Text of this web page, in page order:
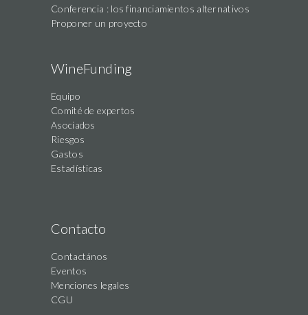
Conferencia : los financiamientos alternativos
Proponer un proyecto
WineFunding
Equipo
Comité de expertos
Asociados
Riesgos
Gastos
Estadísticas
Contacto
Contactános
Eventos
Menciones legales
CGU